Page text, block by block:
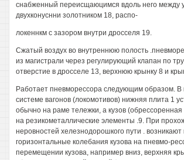
снабженный переисщаюцимся вдоль него между
двухконуснни золотником 18, распо-
локеннкм с зазором внутри дросселя 19.
Сжатый воздух во внутреннюю полость
из магистрали через регулирующий клапан по
отверстие в дросселе 13, верхнюю крынку 8 и
Работает пневморессора следующим образом. В
системе вагонов (локомотивов) нижняя плита 1
обычно на раме тележки, а кузов
на резикометаллические элементы .9. При
неровностей хелезнодорошкого пути . возникают
горизонтальные колебания кузова на пневмо-
перемещении кузова, например вниз, верхняя